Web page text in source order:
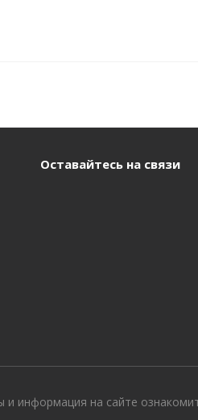
Оставайтесь на связи
информация на сайте